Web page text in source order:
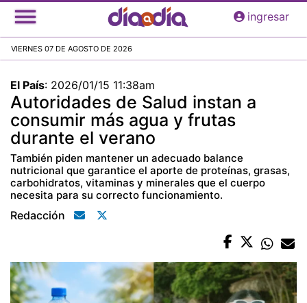
Pasar
al
principal
ingresar
VIERNES 07 DE AGOSTO DE 2026
El País: 2026/01/15 11:38am
Autoridades de Salud instan a
consumir más agua y frutas
durante el verano
También piden mantener un adecuado balance
nutricional que garantice el aporte de proteínas, grasas,
carbohidratos, vitaminas y minerales que el cuerpo
necesita para su correcto funcionamiento.
Redacción